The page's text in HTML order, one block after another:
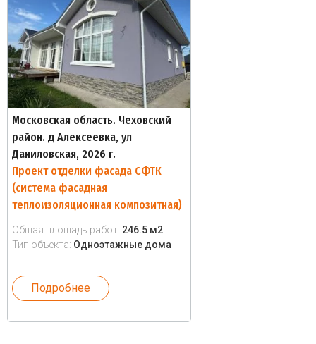
Московская область. Чеховский
район. д Алексеевка, ул
Даниловская, 2026 г.
Проект отделки фасада СФТК
(система фасадная
теплоизоляционная композитная)
Общая площадь работ: 246.5 м2
Тип объекта: Одноэтажные дома
Подробнее